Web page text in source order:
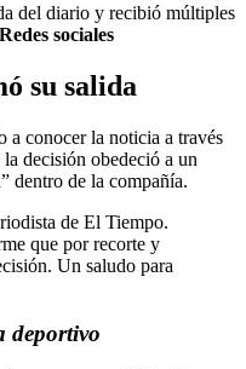
del diario y recibió múltiples
Redes sociales
su salida
conocer la noticia a través
decisión obedeció a un
dentro de la compañía.
de El Tiempo.
que por recorte y
Un saludo para
deportivo